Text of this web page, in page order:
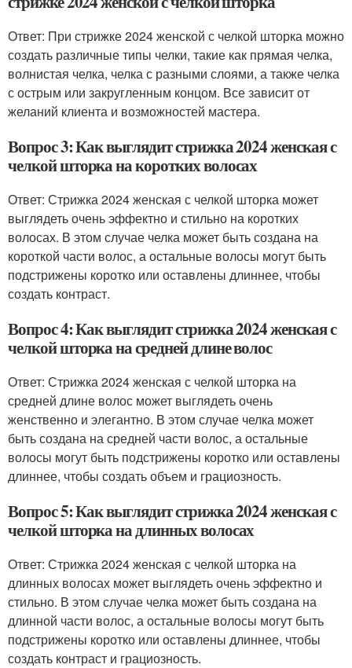
Ответ: При стрижке 2024 женской с челкой шторка можно
создать различные типы челки, такие как прямая челка,
волнистая челка, челка с разными слоями, а также челка
с острым или закругленным концом. Все зависит от
желаний клиента и возможностей мастера.
Вопрос 3: Как выглядит стрижка 2024 женская с
челкой шторка на коротких волосах
Ответ: Стрижка 2024 женская с челкой шторка может
выглядеть очень эффектно и стильно на коротких
волосах. В этом случае челка может быть создана на
короткой части волос, а остальные волосы могут быть
подстрижены коротко или оставлены длиннее, чтобы
создать контраст.
Вопрос 4: Как выглядит стрижка 2024 женская с
челкой шторка на средней длине волос
Ответ: Стрижка 2024 женская с челкой шторка на
средней длине волос может выглядеть очень
женственно и элегантно. В этом случае челка может
быть создана на средней части волос, а остальные
волосы могут быть подстрижены коротко или оставлены
длиннее, чтобы создать объем и грациозность.
Вопрос 5: Как выглядит стрижка 2024 женская с
челкой шторка на длинных волосах
Ответ: Стрижка 2024 женская с челкой шторка на
длинных волосах может выглядеть очень эффектно и
стильно. В этом случае челка может быть создана на
длинной части волос, а остальные волосы могут быть
подстрижены коротко или оставлены длиннее, чтобы
создать контраст и грациозность.